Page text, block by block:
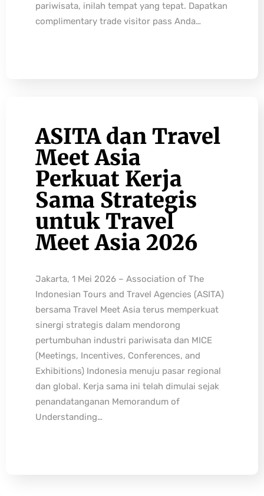
pariwisata, inilah tempat yang tepat. Dapatkan
complimentary trade visitor pass Anda…
ASITA dan Travel
Meet Asia
Perkuat Kerja
Sama Strategis
untuk Travel
Meet Asia 2026
Jakarta, 1 Mei 2026 – Association of The
Indonesian Tours and Travel Agencies (ASITA)
bersama Travel Meet Asia terus memperkuat
sinergi strategis dalam mendorong
pertumbuhan industri pariwisata dan MICE
(Meetings, Incentives, Conferences, and
Exhibitions) Indonesia menuju pasar regional
dan global. Kerja sama ini telah dimulai sejak
penandatanganan Memorandum of
Understanding…